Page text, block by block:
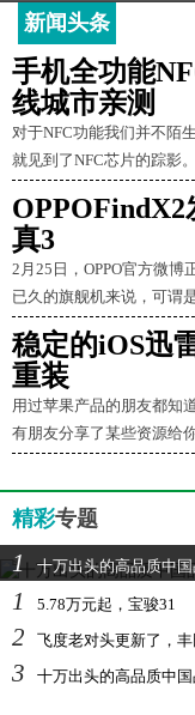
新闻头条
手机全功能
线城市亲测
对于NFC功能我们并不陌
就见到了NFC芯片的踪影
OPPOFindX2
真3
2月25日，OPPO官方微
已久的旗舰机来说，可谓
稳定的iOS迅
重装
用过苹果产品的朋友都知
有朋友分享了某些资源给
精彩专题
1 十万出头的高品质中
1 5.78万元起，宝骏31
2 飞度老对头更新了，
3 十万出头的高品质中